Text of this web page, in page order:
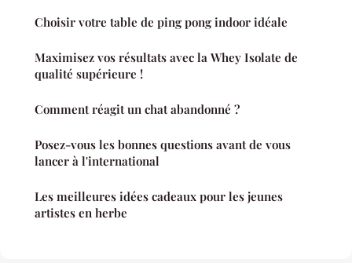
Choisir votre table de ping pong indoor idéale
Maximisez vos résultats avec la Whey Isolate de
qualité supérieure !
Comment réagit un chat abandonné ?
Posez-vous les bonnes questions avant de vous
lancer à l'international
Les meilleures idées cadeaux pour les jeunes
artistes en herbe